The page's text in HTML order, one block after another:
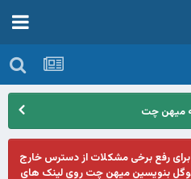
میهن چت
رفع برخی مشکلات از دسترس خارج
بنویسین میهن چت روی لینک های